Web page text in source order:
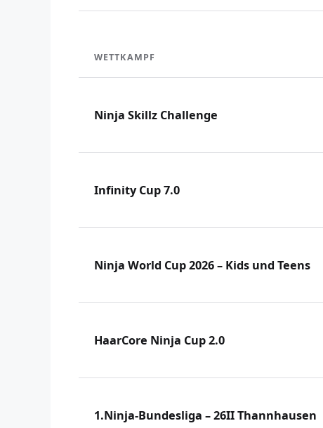
WETTKAMPF
Ninja Skillz Challenge
Infinity Cup 7.0
Ninja World Cup 2026 – Kids und Teens
HaarCore Ninja Cup 2.0
1.Ninja-Bundesliga – 26II Thannhausen